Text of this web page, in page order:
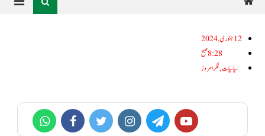
12جنوری, 2024
8:28 صبح
سیاسیات,فکر امروز